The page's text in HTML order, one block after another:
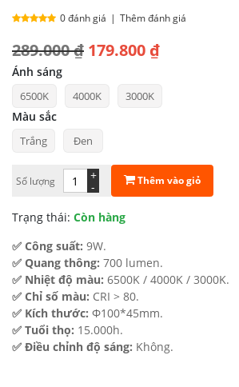
0 đánh giá | Thêm đánh giá
289.000₫
Giá
gốc
là:
289.000 ₫.
179.800 ₫
Giá
hiện
tại
là:
179.800 ₫.
Ánh sáng
6500K 4000K 3000K
Màu sắc
Trắng Đen
Số lượng -
+ Thêm vào giỏ
Trạng thái: Còn hàng
✅ Công suất: 9W.
✅ Quang thông: 700 lumen.
✅ Nhiệt độ màu: 6500K / 4000K / 3000K.
✅ Chỉ số màu: CRI > 80.
✅ Kích thước: Φ100*45mm.
✅ Tuổi thọ: 15.000h.
✅ Điều chỉnh độ sáng: Không.